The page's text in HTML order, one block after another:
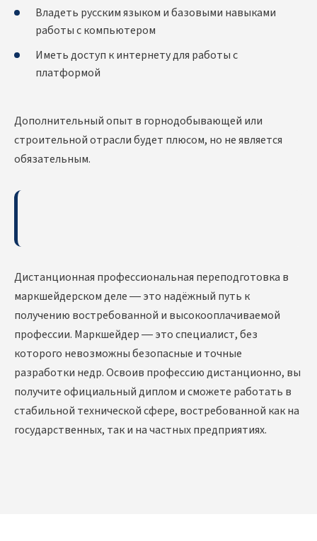
Владеть русским языком и базовыми навыками
работы с компьютером
Иметь доступ к интернету для работы с
платформой
Дополнительный опыт в горнодобывающей или
строительной отрасли будет плюсом, но не является
обязательным.
Дистанционная профессиональная переподготовка в
маркшейдерском деле — это надёжный путь к
получению востребованной и высокооплачиваемой
профессии. Маркшейдер — это специалист, без
которого невозможны безопасные и точные
разработки недр. Освоив профессию дистанционно, вы
получите официальный диплом и сможете работать в
стабильной технической сфере, востребованной как на
государственных, так и на частных предприятиях.